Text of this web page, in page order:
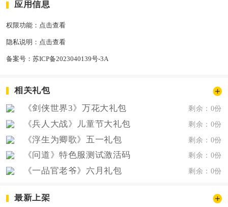
应用信息
权限功能： 点击查看
隐私说明： 点击查看
备案号： 苏ICP备2023040139号-3A
相关礼包
《剑侠世界3》万花大礼包
剩余：0份
《兵人大战》儿童节大礼包 剩余：0份
《浮生为卿歌》五一礼包 剩余：0份
《问道》特色服测试激活码 剩余：0份
《一品官老爷》六月礼包 剩余：0份
最新上架